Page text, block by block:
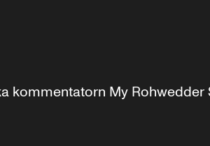
kommentatorn My